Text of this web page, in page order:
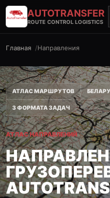
AUTOTRANSFER
ROUTE CONTROL LOGISTICS
Главная Направления
АТЛАС МАРШРУТОВ
3 ФОРМАТА ЗАДАЧ
АТЛАС НАПРАВЛЕНИЙ